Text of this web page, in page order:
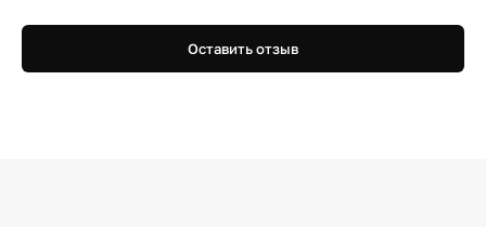
Оставить отзыв